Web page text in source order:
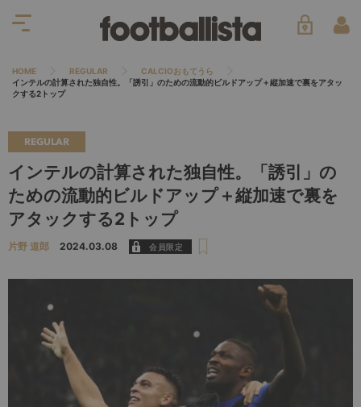
HOME REGULAR
CALCIOおもてうら
インテルの計算された独自性。「誘引」のための流動的ビルドアップ＋縦加速で裏をアタッ
クする2トップ
REGULAR
インテルの計算された独自性。「誘引」の
ための流動的ビルドアップ＋縦加速で裏を
アタックする2トップ
片野 道郎 2024.03.08